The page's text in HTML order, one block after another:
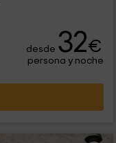
desde 32€
persona y noche